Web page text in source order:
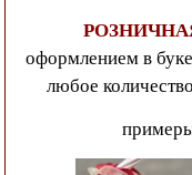
оформлением в
любое